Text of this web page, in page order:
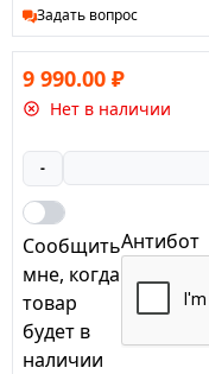
Задать вопрос
9 990.00 ₽
Нет в наличии
-
Сообщить
мне, когда
товар
будет в
наличии
Антибот